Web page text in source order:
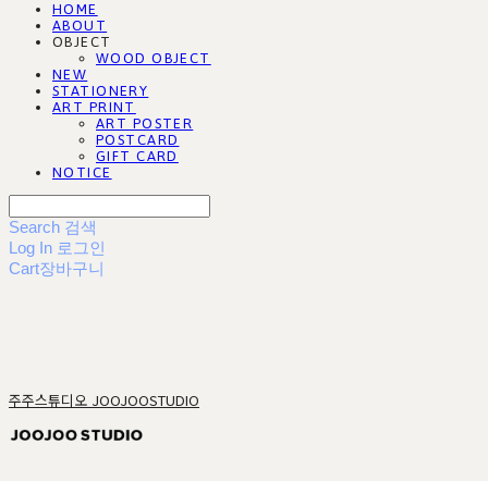
HOME
ABOUT
OBJECT
WOOD OBJECT
NEW
STATIONERY
ART PRINT
ART POSTER
POSTCARD
GIFT CARD
NOTICE
Search 검색
Log In 로그인
Cart장바구니
주주스튜디오 JOOJOOSTUDIO